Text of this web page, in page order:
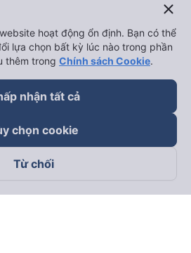
trên
close
hoạt động ổn định. Bạn có thể
lựa chọn bất kỳ lúc nào trong phần
thêm trong Chính sách Cookie.
nhận tất cả
chọn cookie
Từ chối